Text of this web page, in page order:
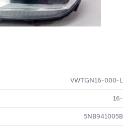
VWTGN16-000-L
16-
5NB941005B